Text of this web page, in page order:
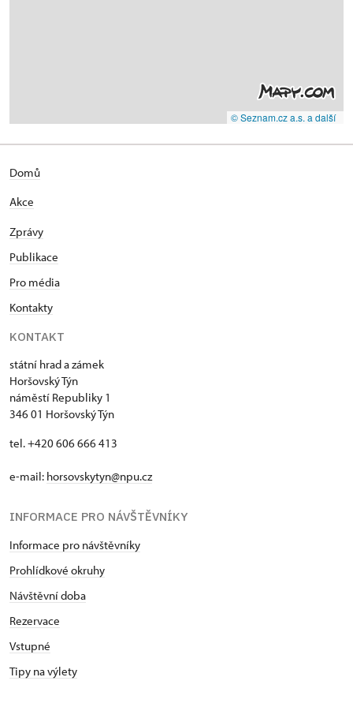
© Seznam.cz a.s. a další
Domů
Akce
Zprávy
Publikace
Pro média
Kontakty
KONTAKT
státní hrad a zámek
Horšovský Týn
náměstí Republiky 1
346 01 Horšovský Týn
tel. +420 606 666 413
e-mail: horsovskytyn@npu.cz
INFORMACE PRO NÁVŠTĚVNÍKY
Informace pro návštěvníky
Prohlídkové okruhy
Návštěvní doba
Rezervace
Vstupné
Tipy na výlety